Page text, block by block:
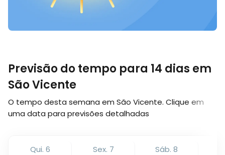
Previsão do tempo para 14 dias em
São Vicente
O tempo desta semana em São Vicente. Clique em
uma data para previsões detalhadas
Qui. 6
Sex. 7
Sáb. 8